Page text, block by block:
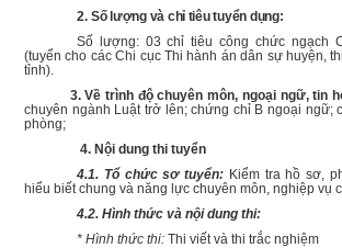
2. Số lượng và chỉ tiêu tuyển dụng:
Số lượng: 03 chỉ tiêu công chức ngạch
(tuyển cho các Chi cục Thi hành án dân sự huyện,
tỉnh).
3. Về trình độ chuyên môn, ngoại ngữ, tin
chuyên ngành Luật trở lên; chứng chỉ B ngoại ngữ;
phòng;
4. Nội dung thi tuyển
4.1. Tổ chức sơ tuyển: Kiểm tra hồ sơ,
hiểu biết chung và năng lực chuyên môn, nghiệp vụ
4.2. Hình thức và nội dung thi:
* Hình thức thi: Thi viết và thi trắc nghiệm